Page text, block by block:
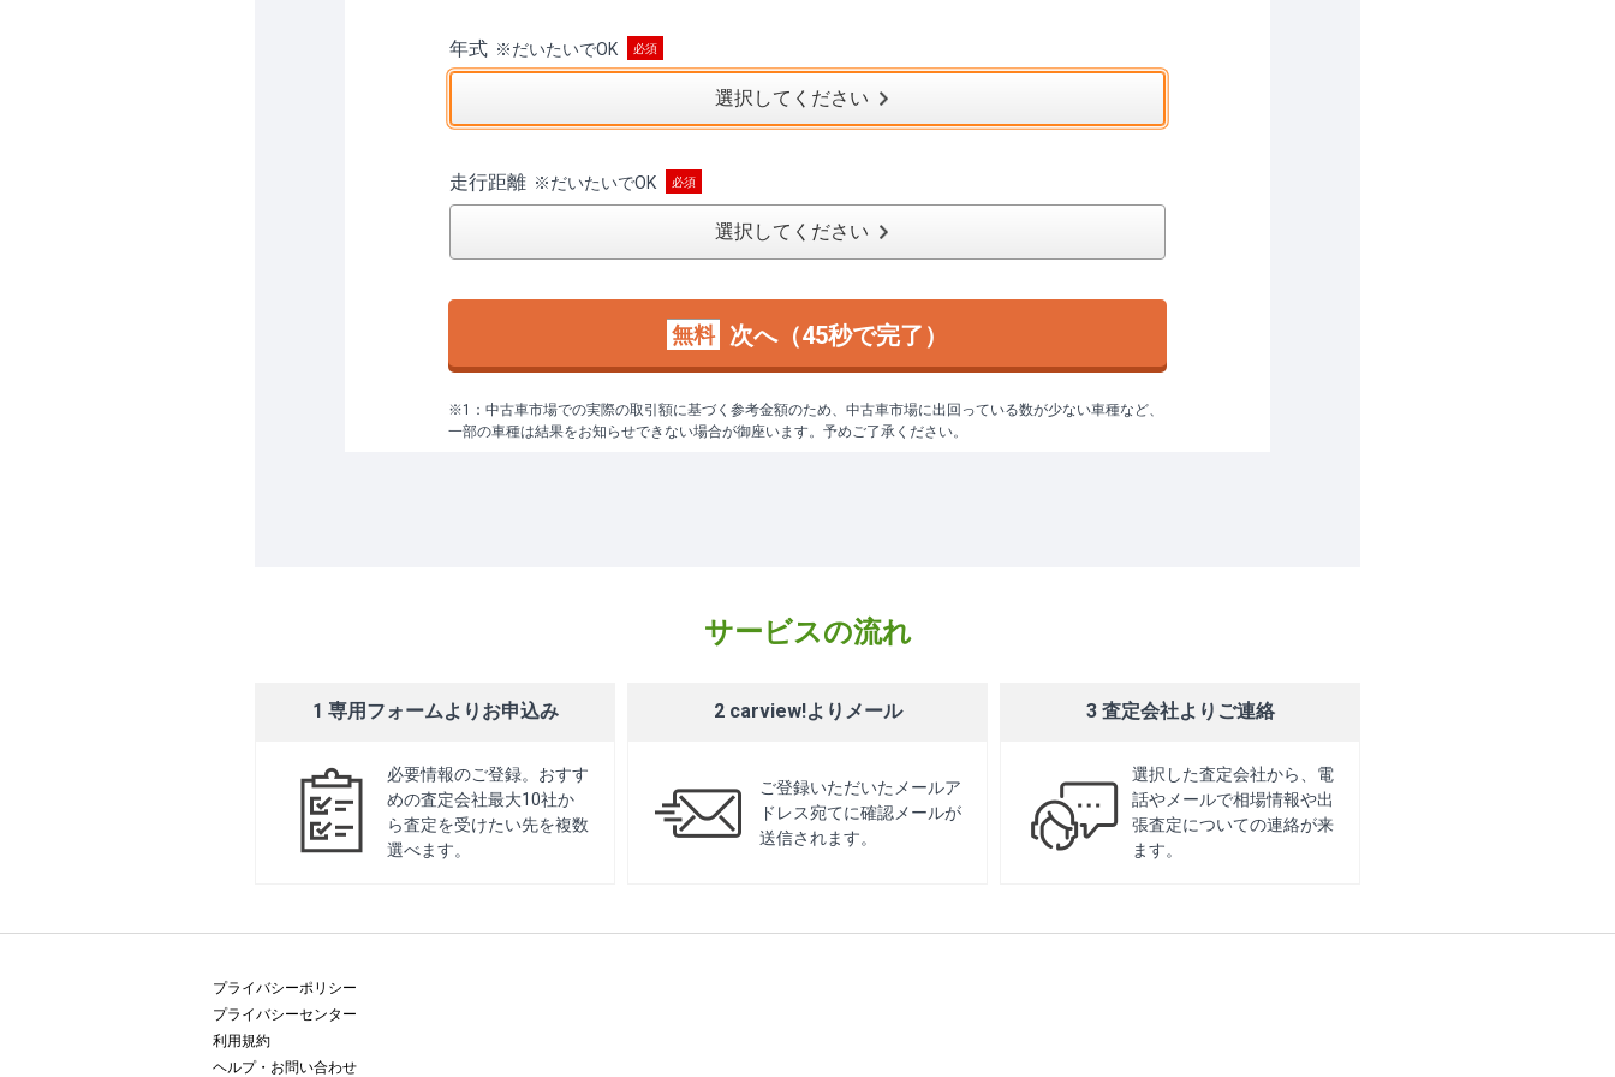
年式 ※だいたいでOK
選択してください
走行距離 ※だいたいでOK
選択してください
無料 次へ（45秒で完了）
※1：中古車市場での実際の取引額に基づく参考金額のため、中古車市場に出回っている数が少ない車種など、
一部の車種は結果をお知らせできない場合が御座います。予めご了承ください。
サービスの流れ
1 専用フォームよりお申込み
必要情報のご登録。おすす
めの査定会社最大10社か
ら査定を受けたい先を複数
選べます。
2 carview!よりメール
ご登録いただいたメールア
ドレス宛てに確認メールが
送信されます。
3 査定会社よりご連絡
選択した査定会社から、電
話やメールで相場情報や出
張査定についての連絡が来
ます。
プライバシーポリシー
プライバシーセンター
利用規約
ヘルプ・お問い合わせ